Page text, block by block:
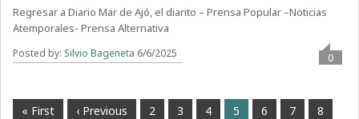
Regresar a Diario Mar de Ajó, el diarito – Prensa Popular –Noticias
Atemporales- Prensa Alternativa
Posted by: Silvio Bageneta 6/6/2025 0
« First ‹ Previous 2 3 4 5 6 7 8